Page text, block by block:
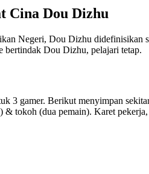
Cina Dou Dizhu
Negeri, Dou Dizhu didefinisikan
bertindak Dou Dizhu, pelajari tetap.
3 gamer. Berikut menyimpan
tokoh (dua pemain). Karet